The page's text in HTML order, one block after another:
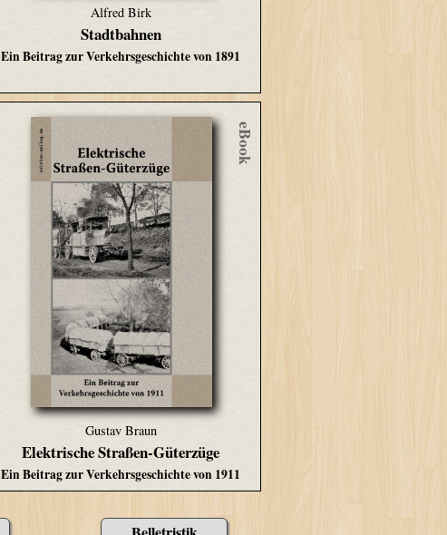
Alfred Birk
Stadtbahnen
Ein Beitrag zur Verkehrsgeschichte von 1891
Gustav Braun
Elektrische Straßen-Güterzüge
Ein Beitrag zur Verkehrsgeschichte von 1911
eBook